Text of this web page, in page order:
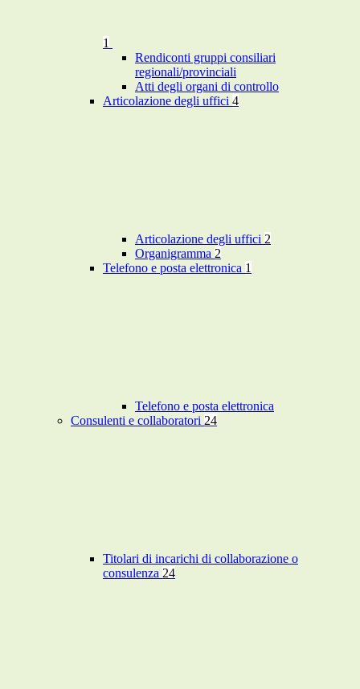
1
Rendiconti gruppi consiliari
regionali/provinciali
Atti degli organi di controllo
Articolazione degli uffici 4
Articolazione degli uffici 2
Organigramma 2
Telefono e posta elettronica 1
Telefono e posta elettronica
Consulenti e collaboratori 24
Titolari di incarichi di collaborazione o
consulenza 24